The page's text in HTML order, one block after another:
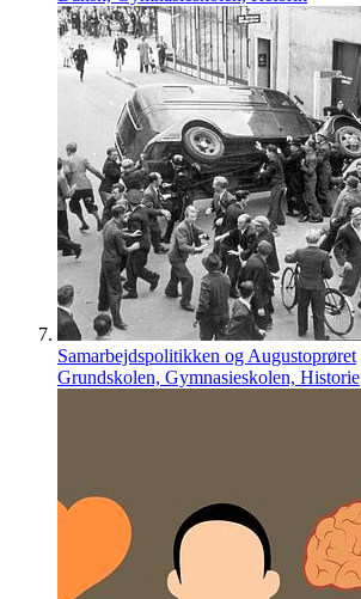
Samarbejdspolitikken og Augustoprøret
Grundskolen, Gymnasieskolen, Historie